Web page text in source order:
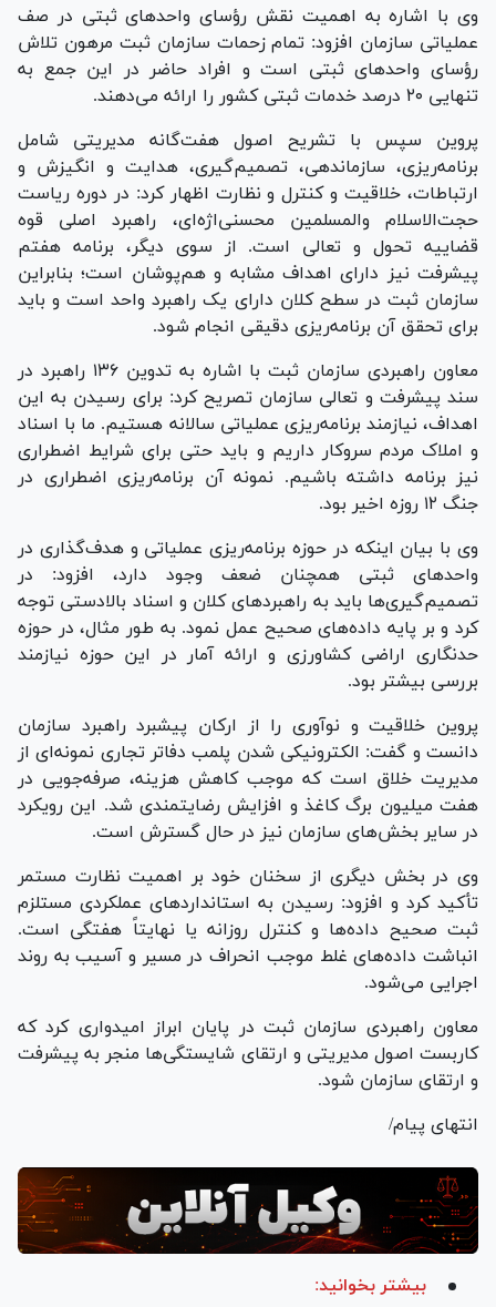
وی با اشاره به اهمیت نقش رؤسای واحد‌های ثبتی در صف
عملیاتی سازمان افزود: تمام زحمات سازمان ثبت مرهون تلاش
رؤسای واحد‌های ثبتی است و افراد حاضر در این جمع به
تنهایی ۲۰ درصد خدمات ثبتی کشور را ارائه می‌دهند.
پروین سپس با تشریح اصول هفت‌گانه مدیریتی شامل
برنامه‌ریزی، سازماندهی، تصمیم‌گیری، هدایت و انگیزش و
ارتباطات، خلاقیت و کنترل و نظارت اظهار کرد: در دوره ریاست
حجت‌الاسلام والمسلمین محسنی‌اژه‌ای، راهبرد اصلی قوه
قضاییه تحول و تعالی است. از سوی دیگر، برنامه هفتم
پیشرفت نیز دارای اهداف مشابه و هم‌پوشان است؛ بنابراین
سازمان ثبت در سطح کلان دارای یک راهبرد واحد است و باید
برای تحقق آن برنامه‌ریزی دقیقی انجام شود.
معاون راهبردی سازمان ثبت با اشاره به تدوین ۱۳۶ راهبرد در
سند پیشرفت و تعالی سازمان تصریح کرد: برای رسیدن به این
اهداف، نیازمند برنامه‌ریزی عملیاتی سالانه هستیم. ما با اسناد
و املاک مردم سروکار داریم و باید حتی برای شرایط اضطراری
نیز برنامه داشته باشیم. نمونه آن برنامه‌ریزی اضطراری در
جنگ ۱۲ روزه اخیر بود.
وی با بیان اینکه در حوزه برنامه‌ریزی عملیاتی و هدف‌گذاری در
واحد‌های ثبتی همچنان ضعف وجود دارد، افزود: در
تصمیم‌گیری‌ها باید به راهبرد‌های کلان و اسناد بالادستی توجه
کرد و بر پایه داده‌های صحیح عمل نمود. به طور مثال، در حوزه
حدنگاری اراضی کشاورزی و ارائه آمار در این حوزه نیازمند
بررسی بیشتر بود.
پروین خلاقیت و نوآوری را از ارکان پیشبرد راهبرد سازمان
دانست و گفت: الکترونیکی شدن پلمب دفاتر تجاری نمونه‌ای از
مدیریت خلاق است که موجب کاهش هزینه، صرفه‌جویی در
هفت میلیون برگ کاغذ و افزایش رضایتمندی شد. این رویکرد
در سایر بخش‌های سازمان نیز در حال گسترش است.
وی در بخش دیگری از سخنان خود بر اهمیت نظارت مستمر
تأکید کرد و افزود: رسیدن به استاندارد‌های عملکردی مستلزم
ثبت صحیح داده‌ها و کنترل روزانه یا نهایتاً هفتگی است.
انباشت داده‌های غلط موجب انحراف در مسیر و آسیب به روند
اجرایی می‌شود.
معاون راهبردی سازمان ثبت در پایان ابراز امیدواری کرد که
کاربست اصول مدیریتی و ارتقای شایستگی‌ها منجر به پیشرفت
و ارتقای سازمان شود.
انتهای پیام/
بیشتر بخوانید: